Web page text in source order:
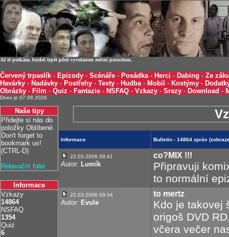
Až tě potkám, budeš trpět pěstí vyvolanou zubní poruchou.
Červený trpaslík - Epizody - Scénáře - Posádka- Herci - Dabing - Ze
Havárky - Nadávky - Postřehy - Texty - Hudba- Mobil - Kostýmy -
Obrázky - Film - Quiz - Fantazie - NSFAQ - Vzkazy - Srazy - Download -
Dnes je 07.08.2026
Naše tipy
Přidejte si nás do
položky Oblíbené.
Don't forget to
bookmark us!
(CTRL-D)
Relaxační folie
Informace
Vzkazy
14864
NSFAQ
1354
Quiz
6
Informace Bulletin - 14864 zpráv
22.03.2006 09:41
Autor: Lumík
co?MIX !!!
Připravuji
to normální
22.03.2006 09:34
Autor: Evule
to mertz
Kdo je takovej
origoš DVD
včera večer